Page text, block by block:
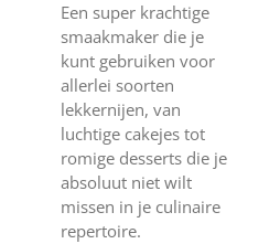
Een super krachtige
smaakmaker die je
kunt gebruiken voor
allerlei soorten
lekkernijen, van
luchtige cakejes tot
romige desserts die je
absoluut niet wilt
missen in je culinaire
repertoire.